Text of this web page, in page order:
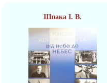
Шпака І. В.